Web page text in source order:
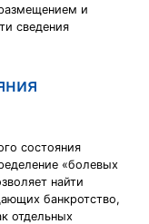
и
сведения
состояния
«болевых
найти
банкротство,
отдельных